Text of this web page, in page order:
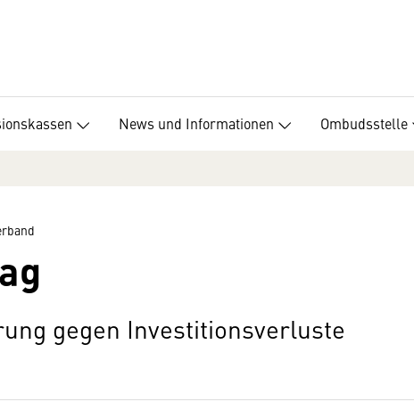
News und Informationen Ombudsstelle
gegen Investitionsverluste